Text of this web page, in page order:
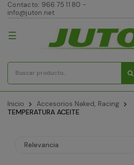
Contacto: 966 75 11 80 -
info@juton.net
Navegación
☰
Inicio Accesorios Naked, Racing
TEMPERATURA ACEITE
Relevancia